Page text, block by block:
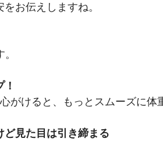
お伝えしますね。
がけると、もっとスムーズに体
見た目は引き締まる